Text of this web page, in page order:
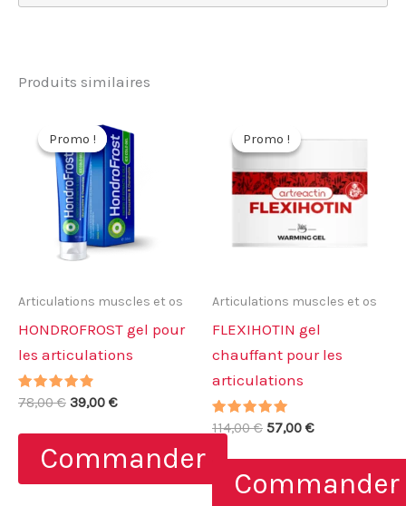
Produits similaires
Promo !
Promo !
Articulations muscles et os
HONDROFROST gel pour
les articulations
Note
78,00€ Le
initial
était :
78,00 €.
39,00 €Le
actuel
est :
39,00 €.
Commander
Promo !
Promo !
Articulations muscles et os
FLEXIHOTIN gel
chauffant pour les
articulations
Note
4.86
114,00€ Le
initial
était :
114,00 €.
57,00 €Le
actuel
est :
57,00 €.
Commander